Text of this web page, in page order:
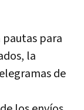
para
la
de